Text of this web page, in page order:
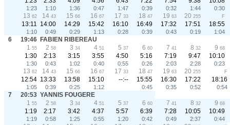
1:23 1:10 1:36 0:47 1:47 0:39 0:32 1:44 0:30
13 62 14 43 15 66 16 67 17 33 18 47 19 63 20 255 F
13:11 14:00 14:29 15:42 16:10 16:49 17:32 17:51 18:55
1:10 0:49 0:29 1:13 0:28 0:39 0:43 0:19 1:04
6 19:46 FABIEN RIBEREAU
1 55 2 58 3 34 4 51 5 37 6 60 7 41 8 32 9 68
1:30 2:13 3:15 3:55 4:50 5:16 7:19 9:47 10:10
1:30 0:43 1:02 0:40 0:55 0:26 2:03 2:28 0:23
13 62 14 43 15 66 16 67 17 33 18 47 19 63 20 255 F
12:54 13:33 13:58 15:10 --:-- 15:55 16:30 17:22 18:16
1:05 0:39 0:25 1:12 0:45 0:35 0:52 0:54
7 20:53 YANNIS FOUGERE
1 55 2 58 3 34 4 51 5 37 6 60 7 41 8 32 9 68
1:19 2:17 3:42 4:37 5:57 6:39 7:28 10:05 10:49
1:19 0:58 1:25 0:55 1:20 0:42 0:49 2:37 0:44